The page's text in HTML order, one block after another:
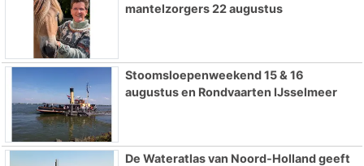
mantelzorgers 22 augustus
Stoomsloepenweekend 15 & 16
augustus en Rondvaarten IJsselmeer
De Wateratlas van Noord-Holland geeft